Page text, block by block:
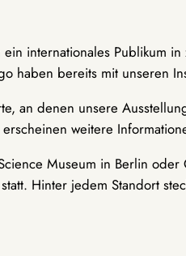
internationales Publikum
haben bereits mit unseren
an denen unsere
weitere
Museum in Berlin
Hinter jedem Standort